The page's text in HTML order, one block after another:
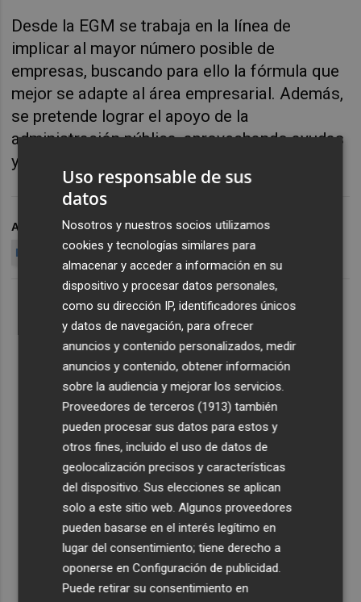
Desde la EGM se trabaja en la línea de
implicar al mayor número posible de
empresas, buscando para ello la fórmula que
mejor se adapte al área empresarial. Además,
se pretende lograr el apoyo de la
administración pública, aprovechando ayudas
y subvenciones.
ARCHIVADO EN PATERNA
HORTA NORD
EGM PARC TECNOLÒGIC
Uso responsable de sus
datos
Nosotros y nuestros socios utilizamos
cookies y tecnologías similares para
almacenar y acceder a información en su
dispositivo y procesar datos personales,
como su dirección IP, identificadores únicos
y datos de navegación, para ofrecer
anuncios y contenido personalizados, medir
anuncios y contenido, obtener información
sobre la audiencia y mejorar los servicios.
Proveedores de terceros (1913) también
pueden procesar sus datos para estos y
otros fines, incluido el uso de datos de
geolocalización precisos y características
del dispositivo. Sus elecciones se aplican
solo a este sitio web. Algunos proveedores
pueden basarse en el interés legítimo en
lugar del consentimiento; tiene derecho a
oponerse enConfiguración de publicidad
Puede retirar su consentimiento en